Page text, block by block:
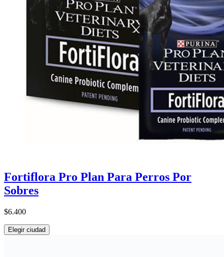
Fortiflora Pro Plan Para Perros Por
Sobres
$6.400
Elegir ciudad